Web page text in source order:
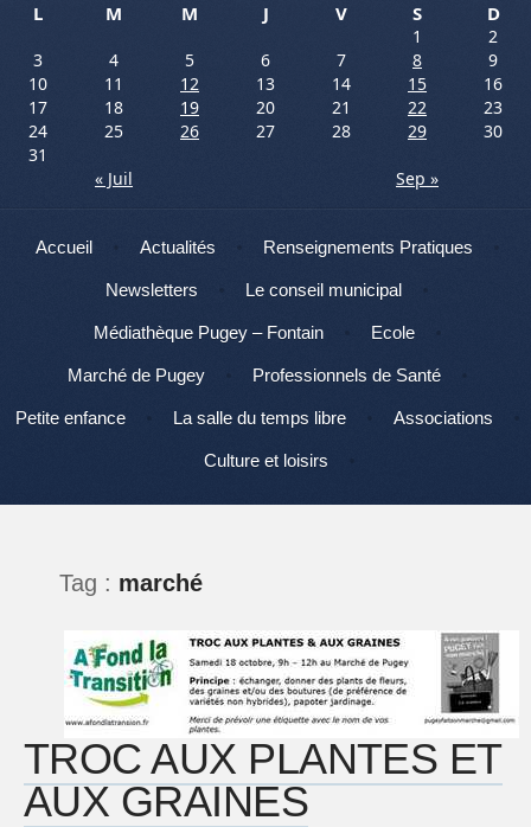
L
M M J V S D
1
2
3
4 5 6 7 8
9
10
11 12 13 14 15
16
17
18 19 20 21 22
23
24
25 26 27 28 29
30
31
« Juil
Sep »
Menu
Aller au contenu
Accueil Actualités Renseignements Pratiques
Newsletters Le conseil municipal
Médiathèque Pugey – Fontain Ecole
Marché de Pugey Professionnels de Santé
Petite enfance La salle du temps libre Associations
Culture et loisirs
Tag : marché
TROC AUX PLANTES ET
AUX GRAINES